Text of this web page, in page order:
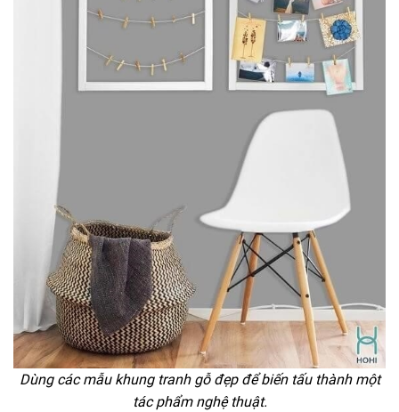
Dùng các mẫu khung tranh gỗ đẹp để biến tấu thành một
tác phẩm nghệ thuật.